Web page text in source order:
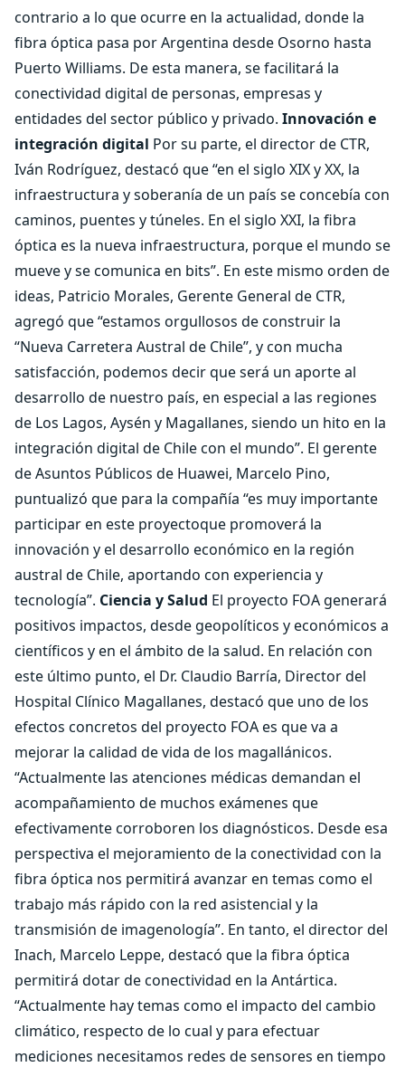
contrario a lo que ocurre en la actualidad, donde la
fibra óptica pasa por Argentina desde Osorno hasta
Puerto Williams. De esta manera, se facilitará la
conectividad digital de personas, empresas y
entidades del sector público y privado. Innovación e
integración digital Por su parte, el director de CTR,
Iván Rodríguez, destacó que “en el siglo XIX y XX, la
infraestructura y soberanía de un país se concebía con
caminos, puentes y túneles. En el siglo XXI, la fibra
óptica es la nueva infraestructura, porque el mundo se
mueve y se comunica en bits”. En este mismo orden de
ideas, Patricio Morales, Gerente General de CTR,
agregó que “estamos orgullosos de construir la
“Nueva Carretera Austral de Chile”, y con mucha
satisfacción, podemos decir que será un aporte al
desarrollo de nuestro país, en especial a las regiones
de Los Lagos, Aysén y Magallanes, siendo un hito en la
integración digital de Chile con el mundo”. El gerente
de Asuntos Públicos de Huawei, Marcelo Pino,
puntualizó que para la compañía “es muy importante
participar en este proyectoque promoverá la
innovación y el desarrollo económico en la región
austral de Chile, aportando con experiencia y
tecnología”. Ciencia y Salud El proyecto FOA generará
positivos impactos, desde geopolíticos y económicos a
científicos y en el ámbito de la salud. En relación con
este último punto, el Dr. Claudio Barría, Director del
Hospital Clínico Magallanes, destacó que uno de los
efectos concretos del proyecto FOA es que va a
mejorar la calidad de vida de los magallánicos.
“Actualmente las atenciones médicas demandan el
acompañamiento de muchos exámenes que
efectivamente corroboren los diagnósticos. Desde esa
perspectiva el mejoramiento de la conectividad con la
fibra óptica nos permitirá avanzar en temas como el
trabajo más rápido con la red asistencial y la
transmisión de imagenología”. En tanto, el director del
Inach, Marcelo Leppe, destacó que la fibra óptica
permitirá dotar de conectividad en la Antártica.
“Actualmente hay temas como el impacto del cambio
climático, respecto de lo cual y para efectuar
mediciones necesitamos redes de sensores en tiempo